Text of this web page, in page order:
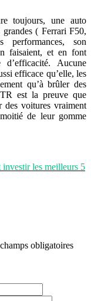
toujours, une auto
( Ferrari F50,
son
faisaient, et en font
d’efficacité. Aucune
efficace qu’elle, les
qu’à brûler des
est la preuve que
des voitures vraiment
de leur gomme
les meilleurs 5
obligatoires